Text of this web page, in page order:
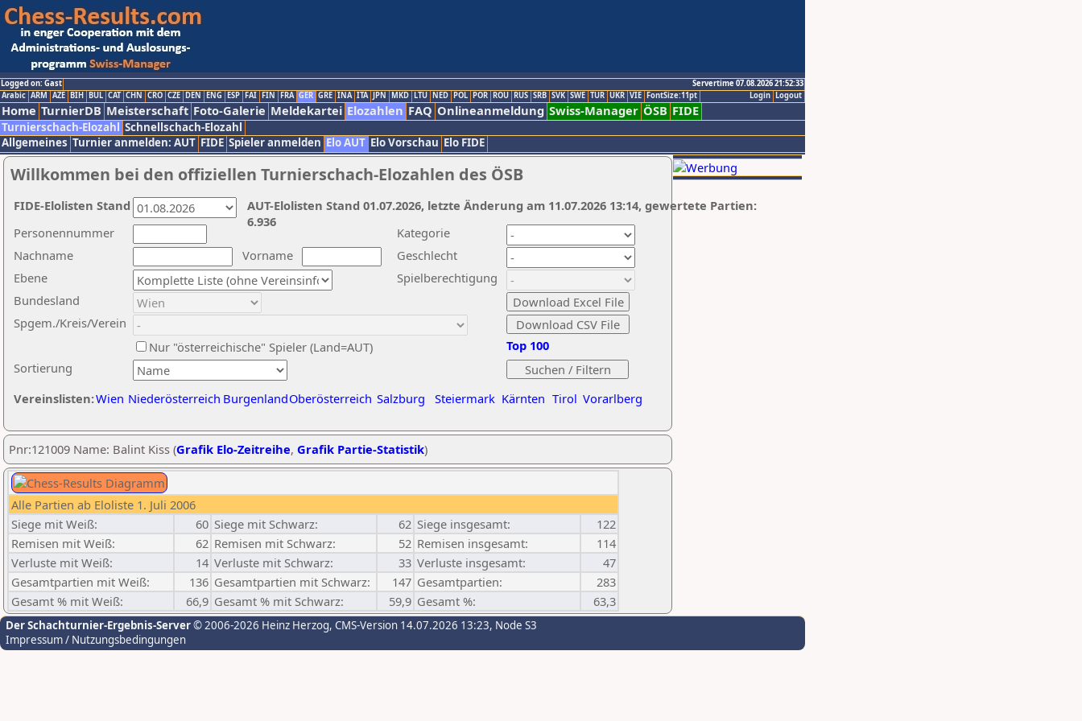
Logged on: Gast
Servertime 07.08.2026 21:52:33
Logout
Login
Arabic ARM AZE BIH BUL CAT CHN CRO CZE DEN ENG ESP FAI FIN FRA GER GRE INA ITA JPN MKD LTU NED POL POR ROU RUS SRB SVK SWE TUR UKR VIE FontSize:11pt
Home TurnierDB Meisterschaft Foto-Galerie Meldekartei Elozahlen FAQ Onlineanmeldung Swiss-Manager ÖSB FIDE
Turnierschach-Elozahl Schnellschach-Elozahl
Allgemeines Turnier anmelden: AUT FIDE Spieler anmelden Elo AUT Elo Vorschau Elo FIDE
Willkommen bei den offiziellen Turnierschach-Elozahlen des ÖSB
Nachname
Vorname
Ebene
Kategorie
Sortierung
Personennummer
Bundesland
Spgem./Kreis/Verein
Geschlecht
Nur "österreichische" Spieler (Land=AUT)
Spielberechtigung
Vereinslisten:Wien Niederösterreich BurgenlandOberösterreich Salzburg Steiermark Kärnten Tirol Vorarlberg
Top 100
AUT-Elolisten Stand 01.07.2026, letzte Änderung am 11.07.2026 13:14, gewertete Partien:
6.936
FIDE-Elolisten Stand
Pnr:121009 Name: Balint Kiss (Grafik Elo-Zeitreihe, Grafik Partie-Statistik)
Alle Partien ab Eloliste 1. Juli 2006
Siege mit Weiß:
60 Siege mit Schwarz: 62 Siege insgesamt:
122
Remisen mit Weiß:
62 Remisen mit Schwarz: 52 Remisen insgesamt:
114
Verluste mit Weiß:
14 Verluste mit Schwarz: 33 Verluste insgesamt:
47
Gesamtpartien mit Weiß:
136 Gesamtpartien mit Schwarz: 147 Gesamtpartien:
283
Gesamt % mit Weiß:
66,9 Gesamt % mit Schwarz: 59,9 Gesamt %: 63,3
Der Schachturnier-Ergebnis-Server© 2006-2026 Heinz Herzog, CMS-Version 14.07.2026 13:23, Node S3
Impressum / Nutzungsbedingungen